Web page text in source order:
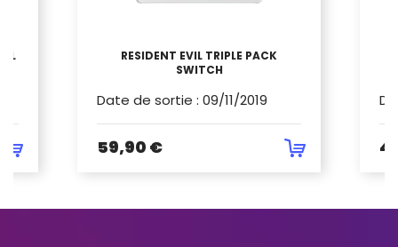
RESIDENT EVIL TRIPLE PACK
SWITCH
Date de sortie : 09/11/2019
59,90 €